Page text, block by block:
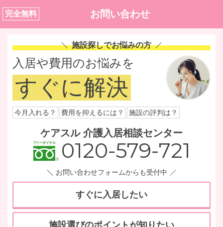
完全無料 お問い合わせ
施設探しでお悩みの方
入居や費用のお悩みを
すぐに解決
今月入れる？ 費用を抑えるには？ 施設の評判は？
ケアスル 介護入居相談センター
0120-579-721
お問い合わせフォームからも受付中
すぐに入居したい